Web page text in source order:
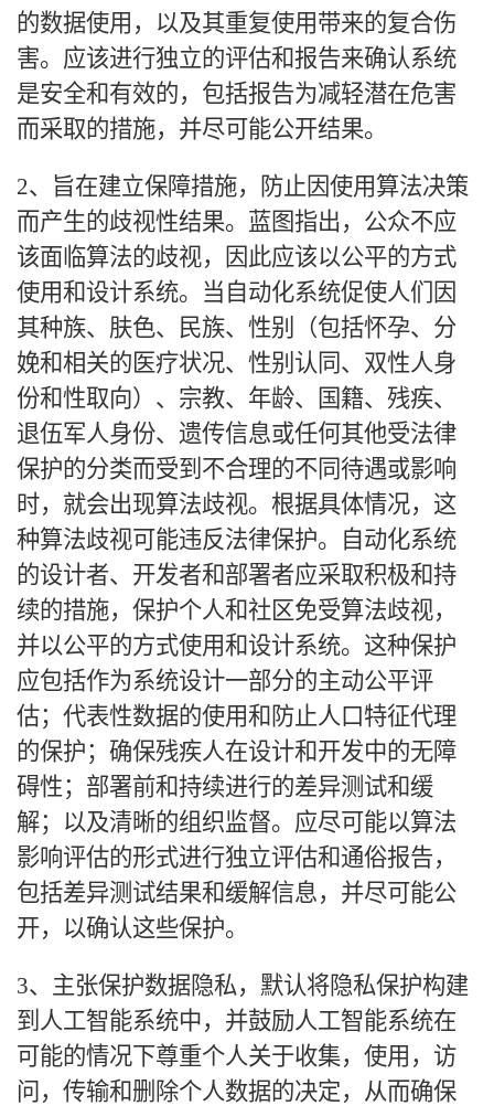
的数据使用，以及其重复使用带来的复合伤
害。应该进行独立的评估和报告来确认系统
是安全和有效的，包括报告为减轻潜在危害
而采取的措施，并尽可能公开结果。
2、旨在建立保障措施，防止因使用算法决策
而产生的歧视性结果。蓝图指出，公众不应
该面临算法的歧视，因此应该以公平的方式
使用和设计系统。当自动化系统促使人们因
其种族、肤色、民族、性别（包括怀孕、分
娩和相关的医疗状况、性别认同、双性人身
份和性取向）、宗教、年龄、国籍、残疾、
退伍军人身份、遗传信息或任何其他受法律
保护的分类而受到不合理的不同待遇或影响
时，就会出现算法歧视。根据具体情况，这
种算法歧视可能违反法律保护。自动化系统
的设计者、开发者和部署者应采取积极和持
续的措施，保护个人和社区免受算法歧视，
并以公平的方式使用和设计系统。这种保护
应包括作为系统设计一部分的主动公平评
估；代表性数据的使用和防止人口特征代理
的保护；确保残疾人在设计和开发中的无障
碍性；部署前和持续进行的差异测试和缓
解；以及清晰的组织监督。应尽可能以算法
影响评估的形式进行独立评估和通俗报告，
包括差异测试结果和缓解信息，并尽可能公
开，以确认这些保护。
3、主张保护数据隐私，默认将隐私保护构建
到人工智能系统中，并鼓励人工智能系统在
可能的情况下尊重个人关于收集，使用，访
问，传输和删除个人数据的决定，从而确保